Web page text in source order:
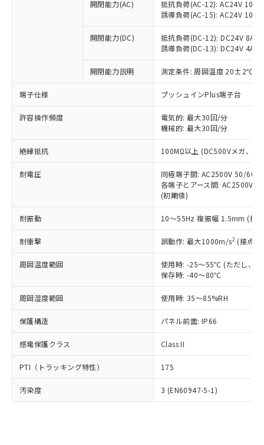
開閉能力(AC)
抵抗負荷(AC-12): AC24V 10A/
誘導負荷(AC-15): AC24V
開閉能力(DC)
抵抗負荷(DC-12): DC24V 8A/
誘導負荷(DC-13): DC24V 4A/
開閉能力説明 測定条件: 周囲温度 20±2℃、
端子仕様 プッシュインPlus端子台
許容操作頻度
電気的: 最大30回/分
機械的: 最大30回/分
絶縁抵抗 100MΩ以上 (DC500Vメガ、点
耐電圧
同極端子間: AC2500V 50/
各端子とアース間: AC2500V
(初期値)
耐振動 10～55Hz 複振幅 1.5mm (接
耐衝撃 誤動作: 最大1000m/s2 (接点
周囲温度範囲
使用時: -25～55℃ (ただし、氷
保存時: -40～80℃
周囲湿度範囲 使用時: 35～85%RH
保護構造 パネル前面: IP66
感電保護クラス Class II
PTI（トラッキング特性） 175
汚染度 3 (EN60947-5-1)
本サービスの対象外となる商品もある
ことをご了承ください。
在庫状況および標準価格照会結果は、
記載している更新日時点での社内デー
タに基づき作成されるものであり、閲
覧された時点での実際の在庫および標
正式な納期状況および標準価格はお客
様のお取引先、またはお客様担当のオ
ムロン制御機器販売店・当社販売員に
オムロン制御機器販売店や当社販売拠
販売ネットワーク
」をご確認
在庫状況および標準価格結果を当社の
示しないようお願いします。
マイパーツ機能（部品リスト作成サー
ビス）をご利用いただくには、I-Web
メンバーズにご登録されている必要が
お客様が当ウェブサイト上で当社にご
登録された部品リストについて、当社
および当社の共同利用者が、当社の製
品・サービスに関するお客様との取
引・商談に必要な範囲で利用すること
をご了承ください。
の共同利用に関して"
の「1.共同利
用者の範囲」に記載されている法人を
仕入先様の事情により、非含有部品として
いたものが、含有品と判明した場合などや
むを得ず変更することがあります。
ミウム(Cd) 100ppm以下、
六価クロム(Cr(Ⅵ)) 1000ppm以下、ポリ臭化ビフェニル
類(PBB) 1000ppm以下、ポリ臭化ジフェニルエーテル類
(PBDE) 1000ppm以下、フタル酸ビス(2-エチルヘキシ
ルベンジル（BBP） 1000ppm以下、フタル酸ジブチル
（DBP） 1000ppm以下、フタル酸ジイソブチル
適用除外項目は除く。
フタル酸エステル類の４物質については閾値を超える意
図的な使用がないことを確認しています。
部品在庫の切り替え状況などにより、予定
月が前後することがあります。
※3 非含有証明書ダウンロード
下記の非含有証明書をダウンロードするこ
EU RoHS指令（10物質）の非含有証明書
51物質の非含有証明書（当社基準）
※本証明書は発行日時点で非含有を証明す
るもので、過去に遡って非含有を証明する
ものではありません。
「×」：最大均質材料含有率が中国RoHSの
基準値を超えていることを示します。
「－」：未確認です。当社販売部門へお問
い合わせください。
*中国RoHS10物質の基準値 (GB/T26572)：
Pb(鉛) :1000ppm、 Hg(水銀) : 1000ppm、 Cd(カドミウ
Cr(Ⅵ)(六価クロム) : 1000ppm、 PBBs(ポリ臭化ビフェ
DBP(フタル酸ジブチル) : 1000ppm、 DIBP(フタル酸ジ
イソブチル) : 1000ppm、 BBP(フタル酸ブチルベンジ
DEHP(フタル酸ビス(2-エチルヘキシル)) : 1000ppm
「ｅ」：有害物質（10物質）のすべてが基
準値以下であることを示します。
「10」：通常の使用状況下において有害物
質が外部に漏えいし、環境に深刻な影響を
及ぼさない年数を意味します。
「－」：未確認です。当社販売部門へお問
当社は、これら貴社製品のうち、外国
為替および外国貿易法に定める商品
（以下｢規制貨物等」という）を輸出
または国外への提供する場合は、日本
国政府の輸出許可(または役務取引許
可)を取得するなどの必要な手続きを
当社は規制貨物を破棄する場合は、完
全に破砕するなど、違法に輸出されな
いよう必要な手段を講じます。
当社は貴社製品を、核兵器、ミサイ
ル、化学兵器、生物兵器またはその他
武器並びにこれらの製造装置等に一切
当社は、貴社製品を第三者に販売する
場合は、上記1、2および3の内容を当
該第三者に通知します。また当社は、
販売先および販売に係わる関係者が違
法に輸出するおそれがある場合は、取
キャンセル
一定数以上の在庫あり
一定数には満たないが在庫あり
在庫なし(最新の在庫状況につ
いては、お客様のお取引先、ま
たはお客様担当のオムロン制御
機器販売店・当社販売員にご確
受注生産機種、また在庫状況の
情報を公開していない機種